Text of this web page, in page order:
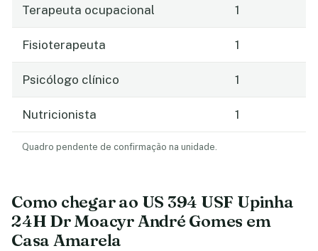
Terapeuta ocupacional 1
Fisioterapeuta 1
Psicólogo clínico 1
Nutricionista 1
Quadro pendente de confirmação na unidade.
Como chegar ao US 394 USF Upinha
24H Dr Moacyr André Gomes em
Casa Amarela